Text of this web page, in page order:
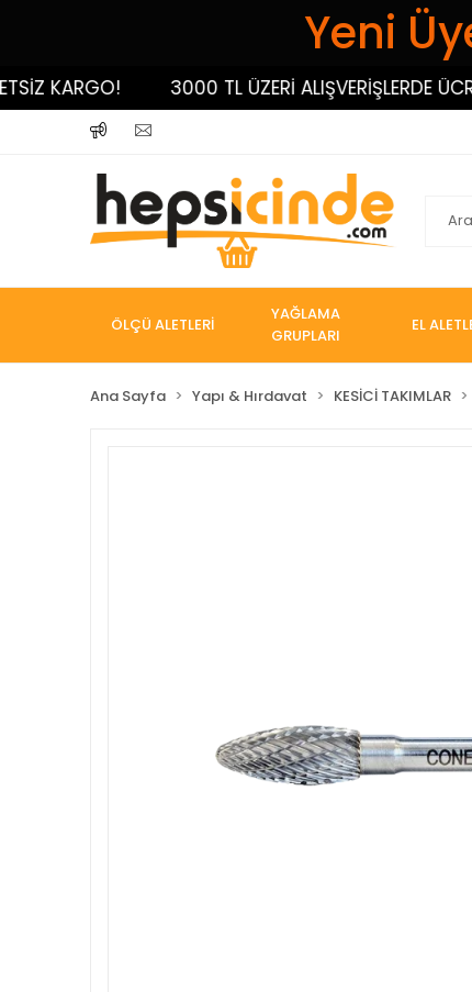
Yeni
KARGO! 3000 TL ÜZERİ ALIŞVERİŞLERDE
ÖLÇÜ ALETLERİ
YAĞLAMA
GRUPLARI
EL
Ana Sayfa Yapı & Hırdavat KESİCİ TAKIMLAR